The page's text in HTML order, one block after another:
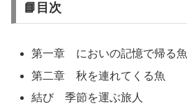
📘目次
第一章 においの記憶で帰る魚
第二章 秋を連れてくる魚
結び 季節を運ぶ旅人